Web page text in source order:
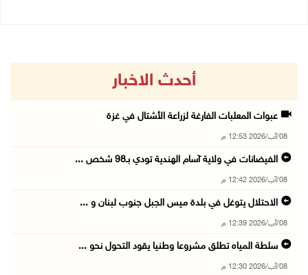
أحدث الاخبار
عبوات المعلبات الفارغة لزراعة الأشتال في غزة
08/آب/2026 12:53 م
الفيضانات في ولاية آسام الهندية تودي بـ98 شخص ...
08/آب/2026 12:42 م
الاحتلال يتوغل في بلدة ميس الجبل جنوب لبنان و ...
08/آب/2026 12:39 م
سلطة المياه تطلق مشروعا وطنيا يقود التحول نحو ...
08/آب/2026 12:30 م